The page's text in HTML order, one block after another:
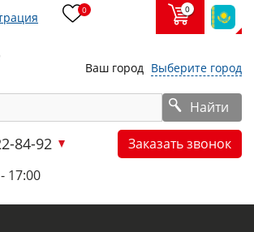
0 0
Ваш город Выберите город
Найти
84-92
Заказать звонок
17:00